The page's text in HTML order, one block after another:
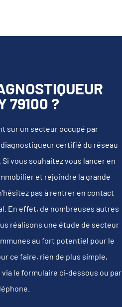
79100 ?
sur un secteur occupé par
certifié du réseau
Si vous souhaitez vous lancer en
et rejoindre la grande
pas à rentrer en contact
En effet, de nombreuses autres
réalisons une étude de secteur
au fort potentiel pour le
ce faire, rien de plus simple,
le formulaire ci-dessous ou par